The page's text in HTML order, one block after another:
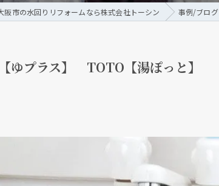
阪市の水回りリフォームなら株式会社トーシン 事例/ブログ
ゆプラス】 TOTO【湯ぽっと】